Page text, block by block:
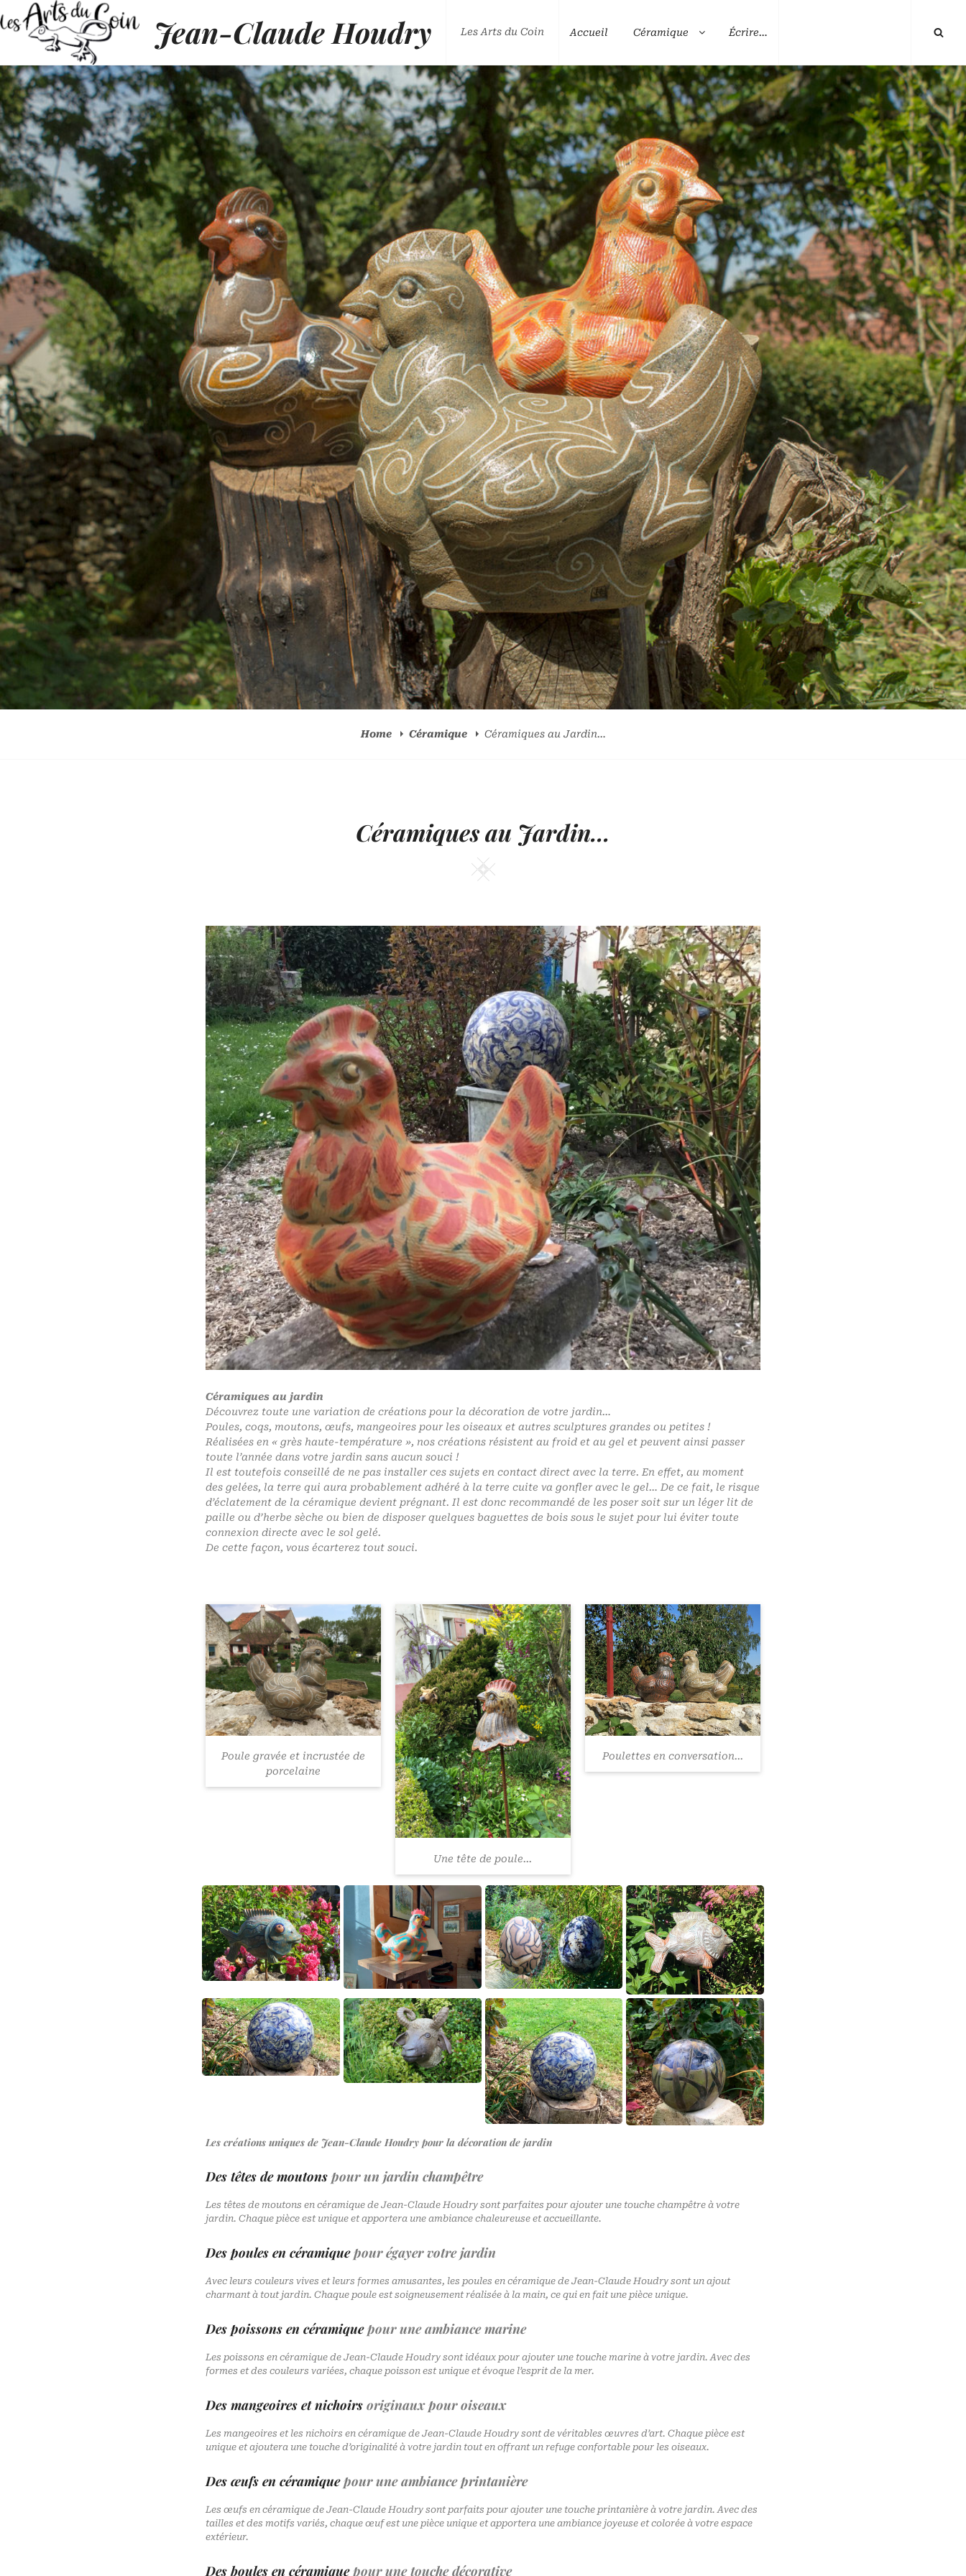
Jean-Claude Houdry Les Arts du Coin Accueil Céramique Écrire…
Home Céramique Céramiques au Jardin…
Céramiques au Jardin…
Céramiques au jardin
Découvrez toute une variation de créations pour la décoration de votre jardin…
Poules, coqs, moutons, œufs, mangeoires pour les oiseaux et autres sculptures grandes ou petites !
Réalisées en « grès haute-température », nos créations résistent au froid et au gel et peuvent ainsi passer
toute l’année dans votre jardin sans aucun souci !
Il est toutefois conseillé de ne pas installer ces sujets en contact direct avec la terre. En effet, au moment
des gelées, la terre qui aura probablement adhéré à la terre cuite va gonfler avec le gel… De ce fait, le risque
d’éclatement de la céramique devient prégnant. Il est donc recommandé de les poser soit sur un léger lit de
paille ou d’herbe sèche ou bien de disposer quelques baguettes de bois sous le sujet pour lui éviter toute
connexion directe avec le sol gelé.
De cette façon, vous écarterez tout souci.
Poule gravée et incrustée de
porcelaine
Une tête de poule...
Poulettes en conversation...
Les créations uniques de Jean-Claude Houdry pour la décoration de jardin
Des têtes de moutons pour un jardin champêtre
Les têtes de moutons en céramique de Jean-Claude Houdry sont parfaites pour ajouter une touche champêtre à votre
jardin. Chaque pièce est unique et apportera une ambiance chaleureuse et accueillante.
Des poules en céramiquepour égayer votre jardin
Avec leurs couleurs vives et leurs formes amusantes, les poules en céramique de Jean-Claude Houdry sont un ajout
charmant à tout jardin. Chaque poule est soigneusement réalisée à la main, ce qui en fait une pièce unique.
Des poissons en céramiquepour une ambiance marine
Les poissons en céramique de Jean-Claude Houdry sont idéaux pour ajouter une touche marine à votre jardin. Avec des
formes et des couleurs variées, chaque poisson est unique et évoque l’esprit de la mer.
Des mangeoires et nichoirs originaux pour oiseaux
Les mangeoires et les nichoirs en céramique de Jean-Claude Houdry sont de véritables œuvres d’art. Chaque pièce est
unique et ajoutera une touche d’originalité à votre jardin tout en offrant un refuge confortable pour les oiseaux.
Des œufs en céramiquepour une ambiance printanière
Les œufs en céramique de Jean-Claude Houdry sont parfaits pour ajouter une touche printanière à votre jardin. Avec des
tailles et des motifs variés, chaque œuf est une pièce unique et apportera une ambiance joyeuse et colorée à votre espace
extérieur.
Des boules en céramiquepour une touche décorative